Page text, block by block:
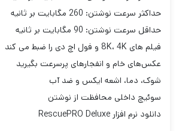
حداکثر سرعت نوشتن: 260 مگابایت بر ثانیه
حداقل سرعت نوشتن: 90 مگابایت بر ثانیه
فیلم های 8K، 4K و فول اچ دی را ضبط می کند
عکس‌های خام و انفجارهای پرسرعت بگیرید
شوک، دما، اشعه ایکس و ضد آب
سوئیچ داخلی محافظت از نوشتن
دانلود نرم افزار RescuePRO Deluxe